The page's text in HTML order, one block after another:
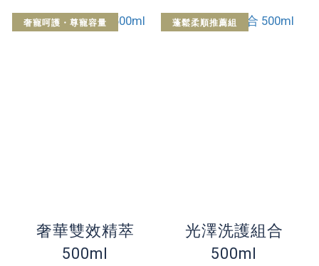
奢寵呵護・尊寵容量
奢華雙效精萃
500ml
蓬鬆柔順推薦組
光澤洗護組合
500ml